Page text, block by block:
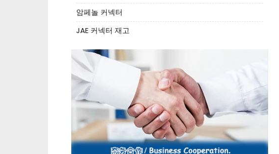
암페놀 커넥터
JAE 커넥터 재고